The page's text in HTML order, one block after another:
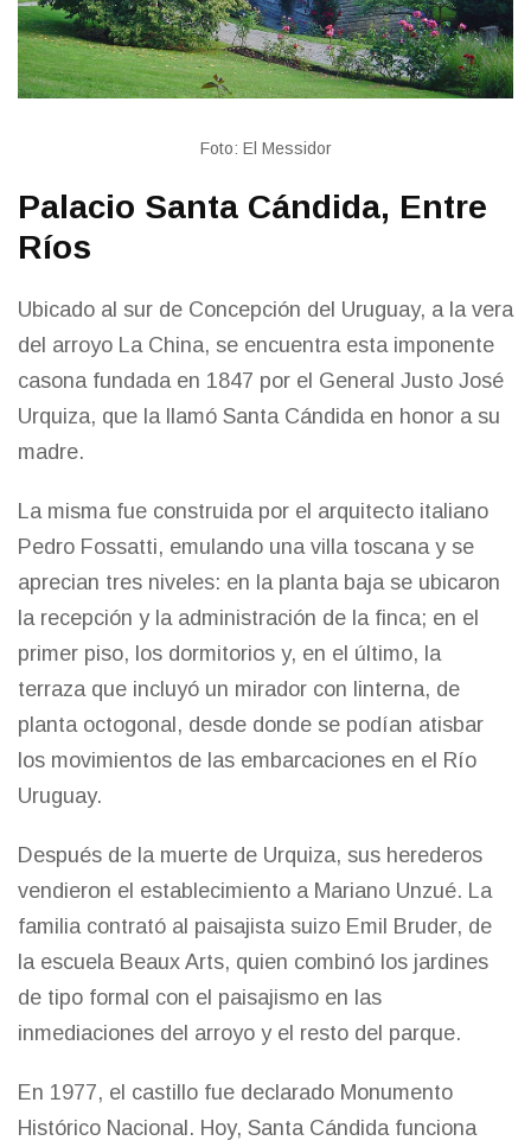
Foto: El Messidor
Palacio Santa Cándida, Entre
Ríos
Ubicado al sur de Concepción del Uruguay, a la vera
del arroyo La China, se encuentra esta imponente
casona fundada en 1847 por el General Justo José
Urquiza, que la llamó Santa Cándida en honor a su
madre.
La misma fue construida por el arquitecto italiano
Pedro Fossatti, emulando una villa toscana y se
aprecian tres niveles: en la planta baja se ubicaron
la recepción y la administración de la finca; en el
primer piso, los dormitorios y, en el último, la
terraza que incluyó un mirador con linterna, de
planta octogonal, desde donde se podían atisbar
los movimientos de las embarcaciones en el Río
Uruguay.
Después de la muerte de Urquiza, sus herederos
vendieron el establecimiento a Mariano Unzué. La
familia contrató al paisajista suizo Emil Bruder, de
la escuela Beaux Arts, quien combinó los jardines
de tipo formal con el paisajismo en las
inmediaciones del arroyo y el resto del parque.
En 1977, el castillo fue declarado Monumento
Histórico Nacional. Hoy, Santa Cándida funciona